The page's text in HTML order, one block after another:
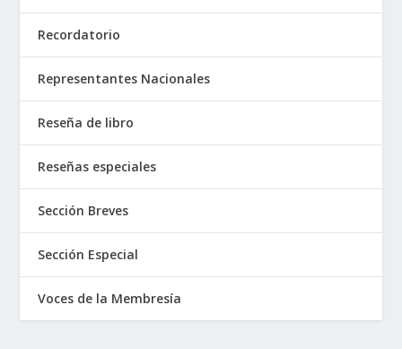
Recordatorio
Representantes Nacionales
Reseña de libro
Reseñas especiales
Sección Breves
Sección Especial
Voces de la Membresía